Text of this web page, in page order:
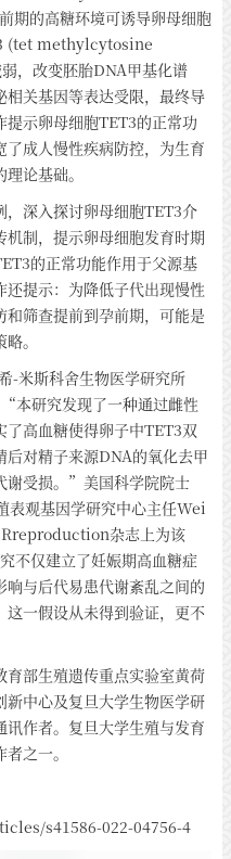
的高糖环境可诱导卵母细胞
(tet methylcytosine
，改变胚胎DNA甲基化谱
关基因等表达受限，最终导
提示卵母细胞TET3的正常功
成人慢性疾病防控，为生育
论基础。
，深入探讨卵母细胞TET3介
制，提示卵母细胞发育时期
的正常功能作用于父源基
提示：为降低子代出现慢性
筛查提前到孕前期，可能是
。
-米斯科舍生物医学研究所
研究发现了一种通过雌性
高血糖使得卵子中TET3双
后对精子来源DNA的氧化去甲
谢受损。”美国科学院院士
观基因学研究中心主任Wei
杂志上为该
不仅建立了妊娠期高血糖症
与后代易患代谢紊乱之间的
一假设从未得到验证，更不
部生殖遗传重点实验室黄荷
中心及复旦大学生物医学研
作者。复旦大学生殖与发育
之一。
s41586-022-04756-4